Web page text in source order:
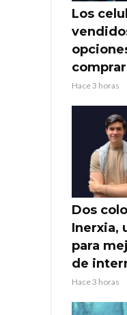
Los
Hace 3 horas
Dos
Inerxia,
para
de
Hace 3 horas